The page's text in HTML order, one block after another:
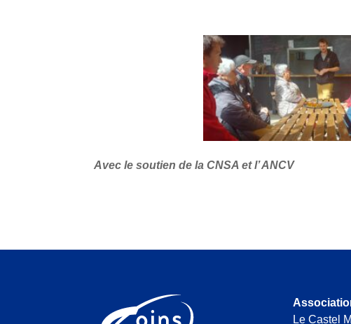
Avec le soutien de la CNSA et l’ ANCV
Le Castel